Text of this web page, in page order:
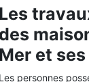
Les
des
Mer et
Les personnes